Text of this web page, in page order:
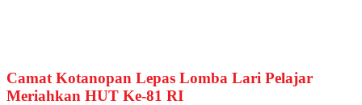
Camat Kotanopan Lepas Lomba Lari Pelajar
Meriahkan HUT Ke-81 RI